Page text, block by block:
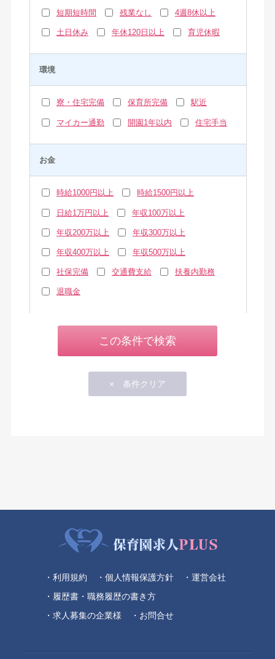
短期短時間 残業なし 4週8休以上
土日休み 年休120日以上 育児休暇
環境
寮・住宅完備 保育所完備 駅近
マイカー通勤 開園1年以内 住宅手当
お金
時給1000円以上 時給1500円以上
日給1万円以上 年収100万以上
年収200万以上 年収300万以上
年収400万以上 年収500万以上
社保完備 交通費支給 扶養内勤務
退職金
・利用規約 ・個人情報保護方針
・運営会社
・履歴書・職務履歴の書き方
・求人募集の企業様
・お問合せ